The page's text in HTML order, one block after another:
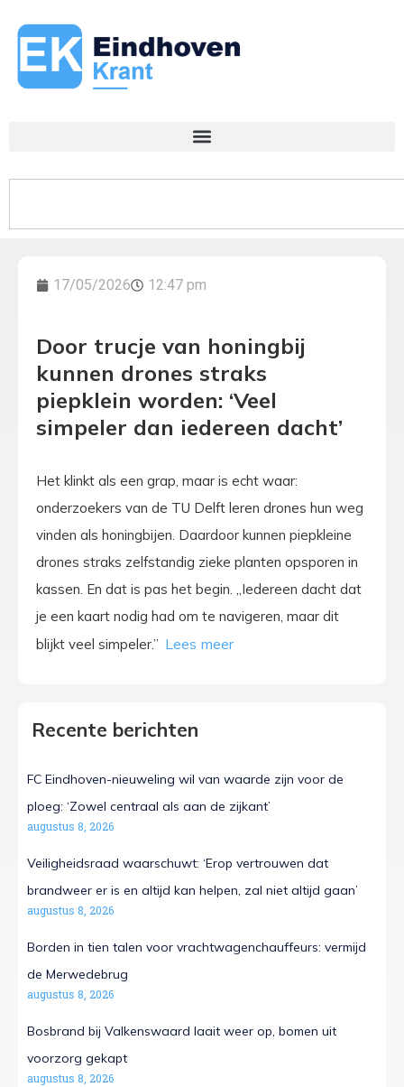
17/05/2026 12:47 pm
Door trucje van honingbij
kunnen drones straks
piepklein worden: ‘Veel
simpeler dan iedereen dacht’
Het klinkt als een grap, maar is echt waar:
onderzoekers van de TU Delft leren drones hun weg
vinden als honingbijen. Daardoor kunnen piepkleine
drones straks zelfstandig zieke planten opsporen in
kassen. En dat is pas het begin. „Iedereen dacht dat
je een kaart nodig had om te navigeren, maar dit
blijkt veel simpeler.”
Recente berichten
FC Eindhoven-nieuweling wil van waarde zijn voor de
ploeg: ‘Zowel centraal als aan de zijkant’
augustus 8, 2026
Veiligheidsraad waarschuwt: ‘Erop vertrouwen dat
brandweer er is en altijd kan helpen, zal niet altijd gaan’
augustus 8, 2026
Borden in tien talen voor vrachtwagenchauffeurs: vermijd
de Merwedebrug
augustus 8, 2026
Bosbrand bij Valkenswaard laait weer op, bomen uit
voorzorg gekapt
augustus 8, 2026